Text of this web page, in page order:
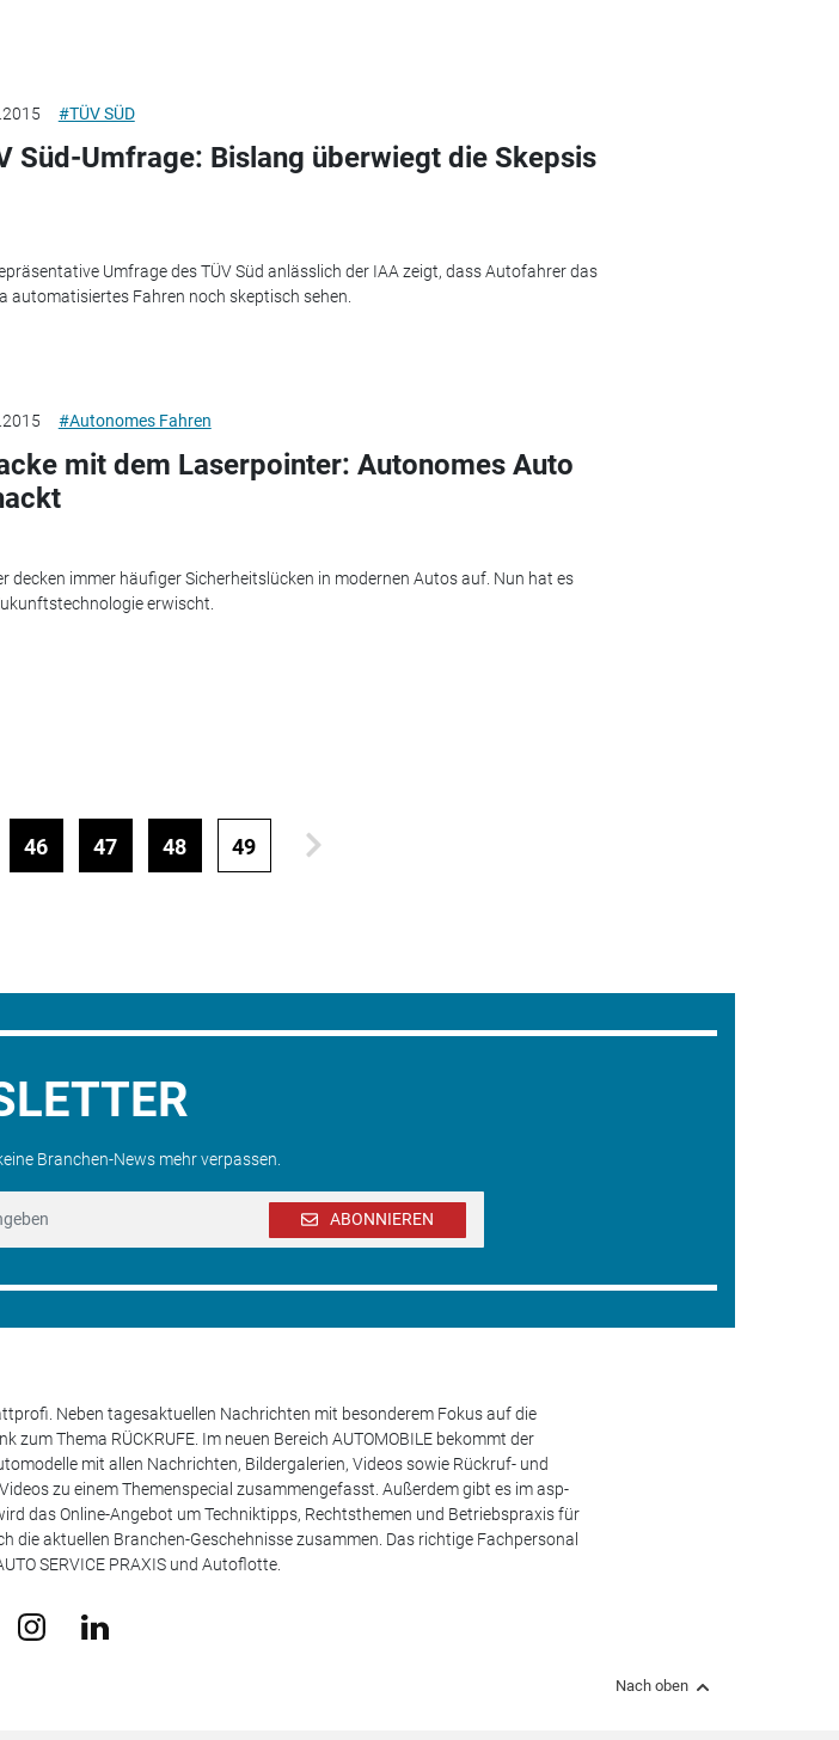
#TÜV SÜD
Süd-Umfrage: Bislang überwiegt die Skepsis
Umfrage des TÜV Süd anlässlich der IAA zeigt, dass Autofahrer das
automatisiertes Fahren noch skeptisch sehen.
#Autonomes Fahren
mit dem Laserpointer: Autonomes Auto
decken immer häufiger Sicherheitslücken in modernen Autos auf. Nun hat es
erwischt.
46 47 48 49
Branchen-News mehr verpassen.
ABONNIEREN
Neben tagesaktuellen Nachrichten mit besonderem Fokus auf die
Thema RÜCKRUFE. Im neuen Bereich AUTOMOBILE bekommt der
mit allen Nachrichten, Bildergalerien, Videos sowie Rückruf- und
zu einem Themenspecial zusammengefasst. Außerdem gibt es im asp-
das Online-Angebot um Techniktipps, Rechtsthemen und Betriebspraxis für
die aktuellen Branchen-Geschehnisse zusammen. Das richtige Fachpersonal
SERVICE PRAXIS und Autoflotte.
Nach oben